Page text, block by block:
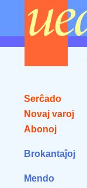
Serĉado
Novaj varoj
Abonoj
Brokantaĵoj
Mendo